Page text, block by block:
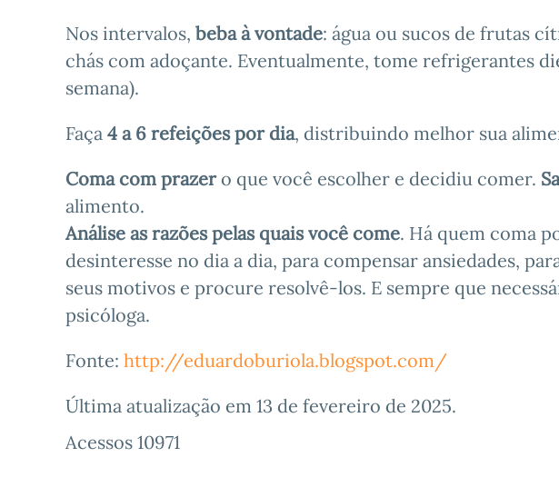
Nos intervalos, beba à vontade: água ou sucos de frutas
chás com adoçante. Eventualmente, tome refrigerantes
semana).
Faça 4 a 6 refeições por dia, distribuindo melhor sua
Coma com prazero que você escolher e decidiu comer.
alimento.
Análise as razões pelas quais você come. Há quem coma
desinteresse no dia a dia, para compensar ansiedades,
seus motivos e procure resolvê-los. E sempre que
psicóloga.
Fonte: http://eduardoburiola.blogspot.com/
Última atualização em 13 de fevereiro de 2025.
Acessos 10971